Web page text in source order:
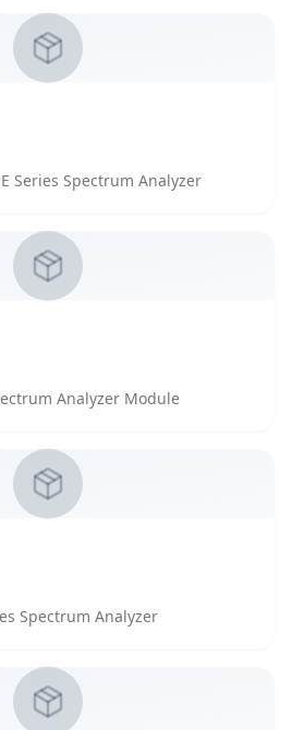
Series Spectrum Analyzer
Analyzer Module
Spectrum Analyzer